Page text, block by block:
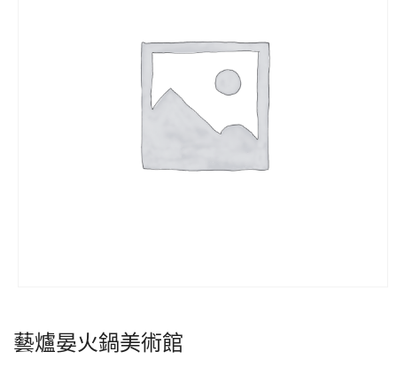
藝爐晏火鍋美術館